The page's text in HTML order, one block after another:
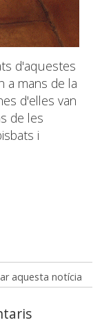
d'aquestes
a mans de la
d'elles van
de les
i
aquesta notícia